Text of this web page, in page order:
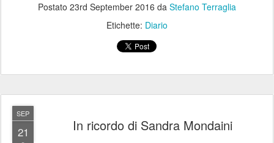
Postato 23rd September 2016 da Stefano Terraglia
Etichette: Diario
SEP
21 In ricordo di Sandra Mondaini